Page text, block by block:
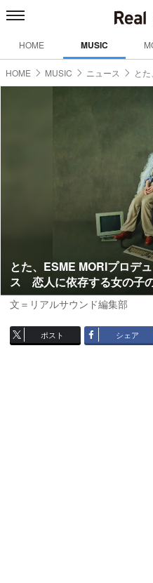
HOME MUSIC
HOME MUSIC ニュース と
とた、ESME MORIプロデ
ス 恋人に依存する女の子
文＝リアルサウンド編集部
ポスト シェア